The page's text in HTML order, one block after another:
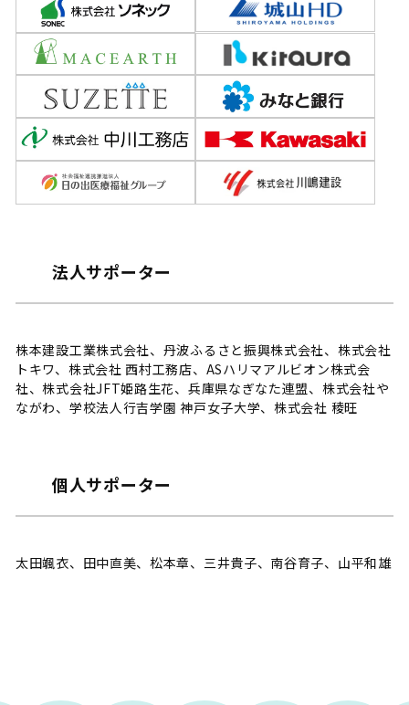
法人サポーター
株本建設工業株式会社、丹波ふるさと振興株式会社、株式会社
トキワ、株式会社 西村工務店、ASハリマアルビオン株式会
社、株式会社JFT姫路生花、兵庫県なぎなた連盟、株式会社や
ながわ、学校法人行吉学園 神戸女子大学、株式会社 稜旺
個人サポーター
太田颯衣、田中直美、松本章、三井貴子、南谷育子、山平和雄